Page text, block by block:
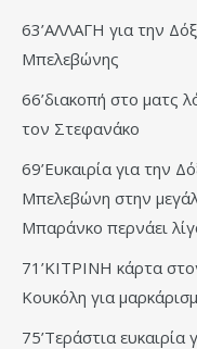
63’ΑΛΛΑΓΗ για την
Μπελεβώνης
66’διακοπή στο ματς
τον Στεφανάκο
69’Ευκαιρία για την
Μπελεβώνη στην
Μπαράνκο περνάει
71’ΚΙΤΡΙΝΗ κάρτα
Κουκόλη για
75’Τεράστια